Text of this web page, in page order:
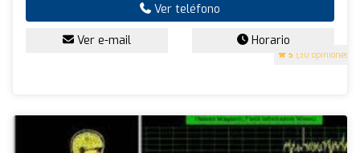
5 (30 opiniones)
Ver teléfono
Ver e-mail Horario